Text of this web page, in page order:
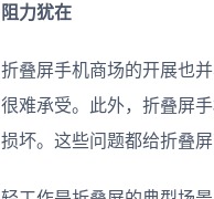
阻力犹在
折叠屏手机商场的开展也
很难承受。此外，折叠屏
损坏。这些问题都给折叠